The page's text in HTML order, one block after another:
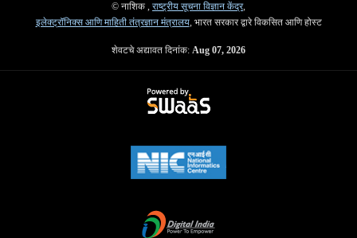
© नाशिक , राष्ट्रीय सूचना विज्ञान केंद्र,
इलेक्ट्रॉनिक्स आणि माहिती तंत्रज्ञान मंत्रालय, भारत सरकार द्वारे विकसित आणि होस्ट
शेवटचे अद्यावत दिनांक: Aug 07, 2026